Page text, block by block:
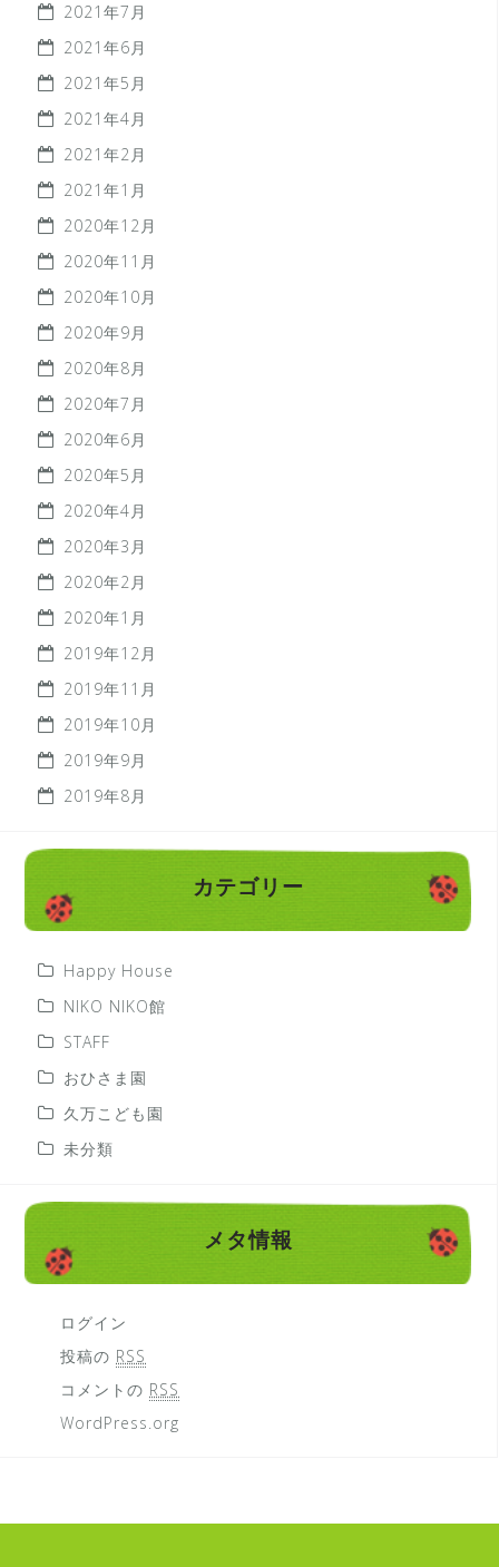
2021年7月
2021年6月
2021年5月
2021年4月
2021年2月
2021年1月
2020年12月
2020年11月
2020年10月
2020年9月
2020年8月
2020年7月
2020年6月
2020年5月
2020年4月
2020年3月
2020年2月
2020年1月
2019年12月
2019年11月
2019年10月
2019年9月
2019年8月
カテゴリー
Happy House
NIKO NIKO館
STAFF
おひさま園
久万こども園
未分類
メタ情報
ログイン
投稿の RSS
コメントの RSS
WordPress.org